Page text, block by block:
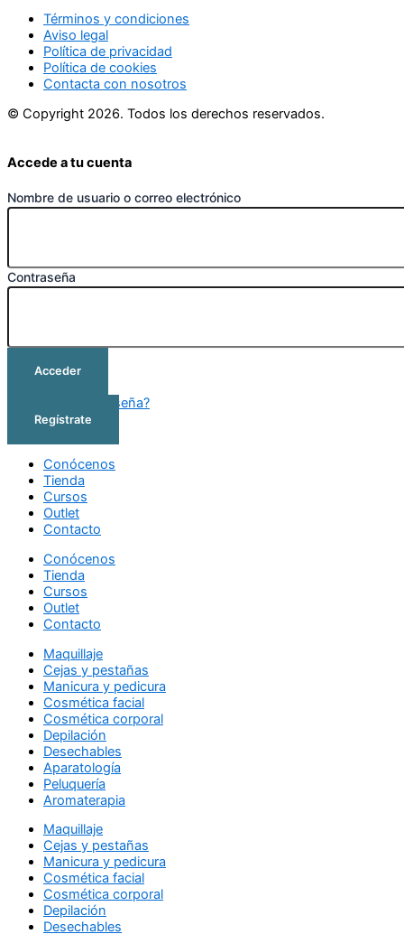
Términos y condiciones
Aviso legal
Política de privacidad
Política de cookies
Contacta con nosotros
© Copyright 2026. Todos los derechos reservados.
Accede a tu cuenta
Nombre de usuario o correo electrónico
Contraseña
Acceder
¿Olvidó su contraseña?
Regístrate
Conócenos
Tienda
Cursos
Outlet
Contacto
Conócenos
Tienda
Cursos
Outlet
Contacto
Maquillaje
Cejas y pestañas
Manicura y pedicura
Cosmética facial
Cosmética corporal
Depilación
Desechables
Aparatología
Peluquería
Aromaterapia
Maquillaje
Cejas y pestañas
Manicura y pedicura
Cosmética facial
Cosmética corporal
Depilación
Desechables